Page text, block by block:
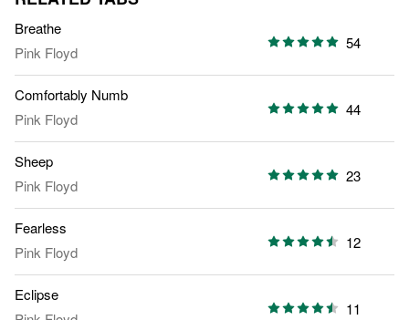
Breathe
Pink Floyd
54
Comfortably Numb
Pink Floyd
44
Sheep
Pink Floyd
23
Fearless
Pink Floyd
12
Eclipse
11